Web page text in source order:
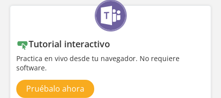
Tutorial interactivo
Practica en vivo desde tu navegador. No requiere
software.
Pruébalo ahora